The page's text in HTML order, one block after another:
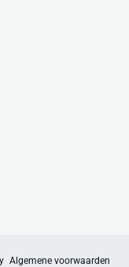
Algemene voorwaarden